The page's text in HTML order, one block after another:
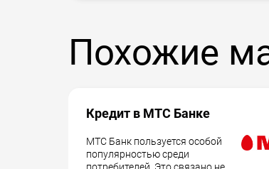
Похожие
Кредит в МТС Банке
МТС Банк пользуется особой
популярностью среди
потребителей. Это связано не